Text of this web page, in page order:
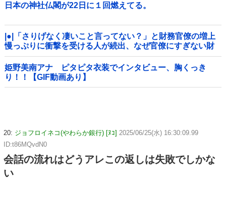
日本の神社仏閣が22日に１回燃えてる。
|●|「さりげなく凄いこと言ってない？」と財務官僚の増上
慢っぷりに衝撃を受ける人が続出、なぜ官僚にすぎない財
務省が……
姫野美南アナ ピタピタ衣装でインタビュー、胸くっき
り！！【GIF動画あり】
20: ジョフロイネコ(やわらか銀行) [ﾇｺ] 2025/06/25(水) 16:30:09.99
ID:t86MQvdN0
会話の流れはどうアレこの返しは失敗でしかな
い